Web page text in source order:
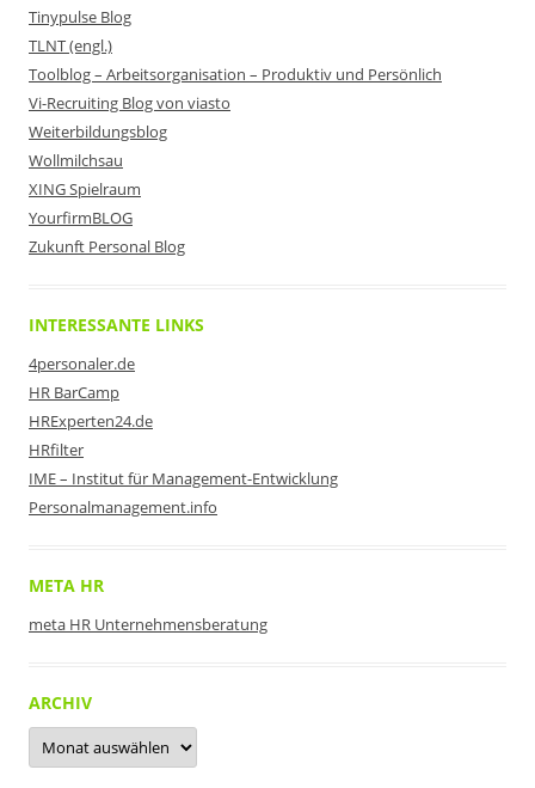
Tinypulse Blog
TLNT (engl.)
Toolblog – Arbeitsorganisation – Produktiv und Persönlich
Vi-Recruiting Blog von viasto
Weiterbildungsblog
Wollmilchsau
XING Spielraum
YourfirmBLOG
Zukunft Personal Blog
INTERESSANTE LINKS
4personaler.de
HR BarCamp
HRExperten24.de
HRfilter
IME – Institut für Management-Entwicklung
Personalmanagement.info
META HR
meta HR Unternehmensberatung
ARCHIV
Archiv